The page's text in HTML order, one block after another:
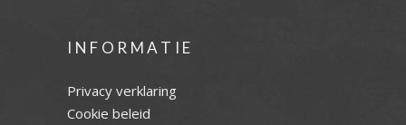
INFORMATIE
Privacy verklaring
Cookie beleid